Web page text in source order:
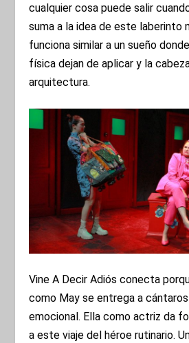
cualquier cosa puede salir
suma a la idea de este laberinto
funciona similar a un sueño
física dejan de aplicar y la
arquitectura.
Vine A Decir Adiós conecta
como May se entrega a
emocional. Ella como actriz da
a este viaje del héroe rutinario.